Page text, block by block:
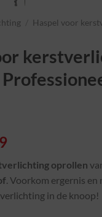
Haspel voor
oprollen
. Voorkom ergernis en
in de knoop!